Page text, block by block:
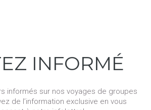
INFORMÉ
informés sur nos voyages de groupes
de l’information exclusive en vous